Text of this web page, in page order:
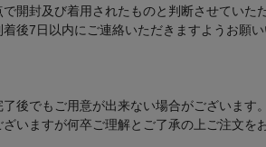
開封及び着用されたものと判断させていた
後7日以内にご連絡いただきますようお願い
後でもご用意が出来ない場合がございます。
いますが何卒ご理解とご了承の上ご注文を